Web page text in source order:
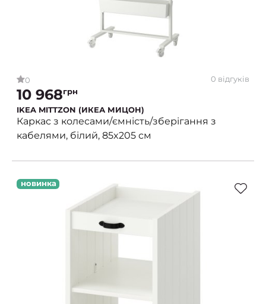
0 0 відгуків
10 968грн
IKEA MITTZON (ИКЕА МИЦОН)
Каркас з колесами/ємність/зберігання з
кабелями, білий, 85x205 см
новинка